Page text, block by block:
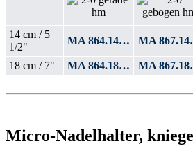
14 cm / 5
1/2"
MA 864.14… MA
18 cm / 7" MA 864.18… MA
Micro-Nadelhalter,